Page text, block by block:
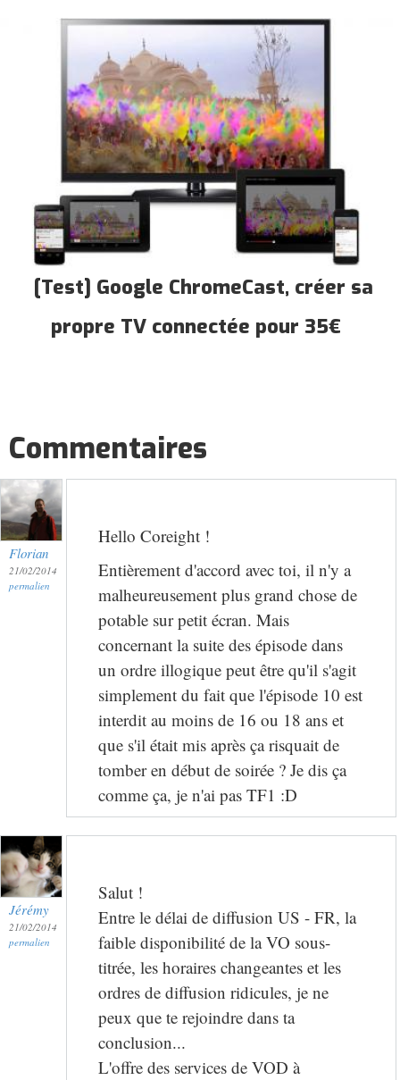
[Test] Google ChromeCast, créer sa
propre TV connectée pour 35€
Commentaires
Florian
21/02/2014
permalien
Hello Coreight !
Entièrement d'accord avec toi, il n'y a
malheureusement plus grand chose de
potable sur petit écran. Mais
concernant la suite des épisode dans
un ordre illogique peut être qu'il s'agit
simplement du fait que l'épisode 10 est
interdit au moins de 16 ou 18 ans et
que s'il était mis après ça risquait de
tomber en début de soirée ? Je dis ça
comme ça, je n'ai pas TF1 :D
Jérémy
21/02/2014
permalien
Salut !
Entre le délai de diffusion US - FR, la
faible disponibilité de la VO sous-
titrée, les horaires changeantes et les
ordres de diffusion ridicules, je ne
peux que te rejoindre dans ta
conclusion...
L'offre des services de VOD à